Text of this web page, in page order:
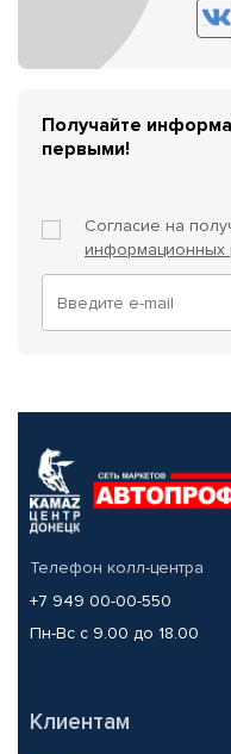
Получайте
первыми!
Согласие на
информационных
Телефон колл-центра
+7 949 00-00-550
Пн-Вс с 9.00 до 18.00
Клиентам